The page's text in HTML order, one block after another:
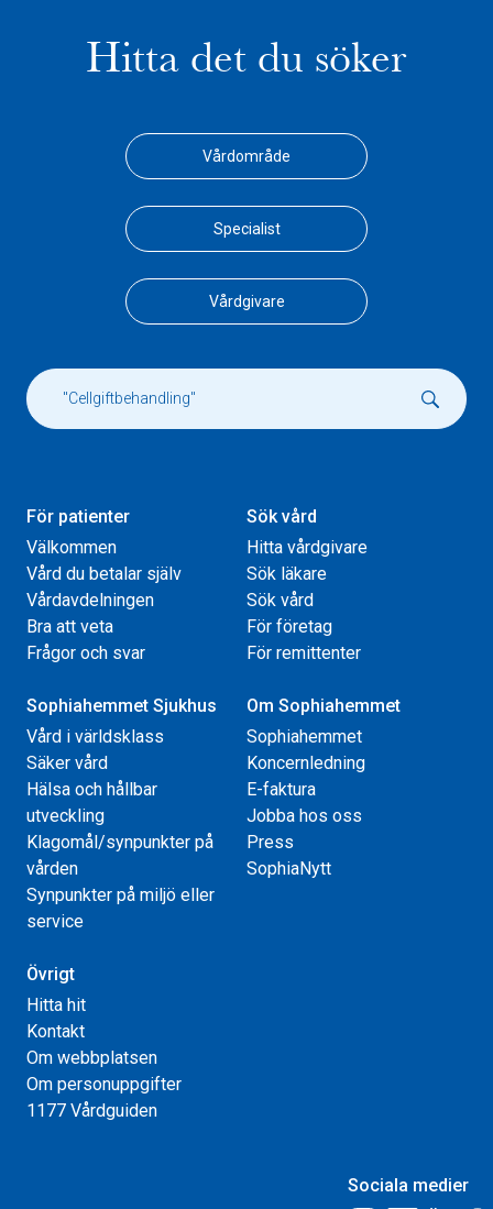
Hitta det du söker
Vårdområde
Specialist
Vårdgivare
För patienter
Välkommen
Vård du betalar själv
Vårdavdelningen
Bra att veta
Frågor och svar
Sök vård
Hitta vårdgivare
Sök läkare
Sök vård
För företag
För remittenter
Sophiahemmet Sjukhus
Vård i världsklass
Säker vård
Hälsa och hållbar
utveckling
Klagomål/synpunkter på
vården
Synpunkter på miljö eller
service
Om Sophiahemmet
Sophiahemmet
Koncernledning
E-faktura
Jobba hos oss
Press
SophiaNytt
Övrigt
Hitta hit
Kontakt
Om webbplatsen
Om personuppgifter
1177 Vårdguiden
Sociala medier